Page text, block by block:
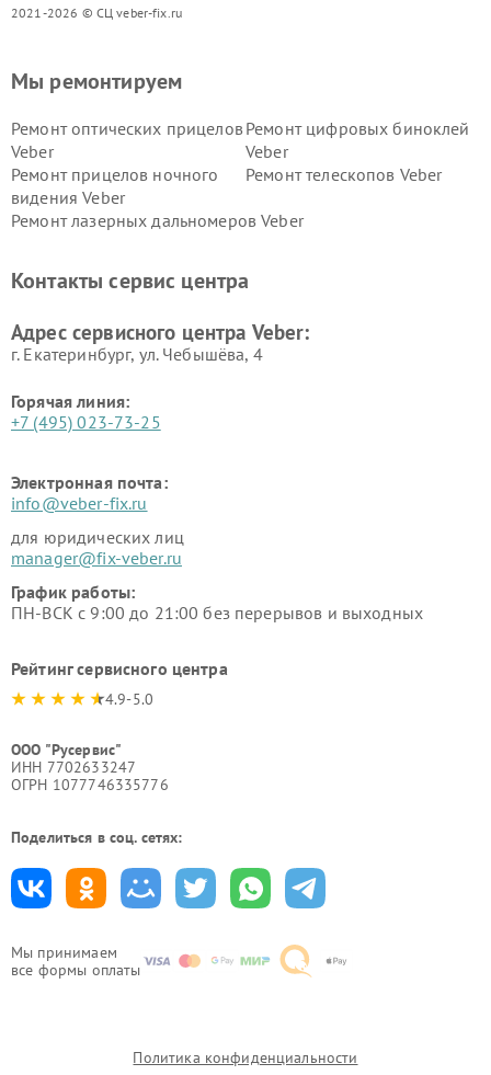
2021-2026 © СЦ veber-fix.ru
Мы принимаем
все формы оплаты
Мы ремонтируем
Ремонт оптических прицелов
Veber
Ремонт цифровых биноклей
Veber
Ремонт прицелов ночного
видения Veber
Ремонт телескопов Veber
Ремонт лазерных дальномеров Veber
Контакты сервис центра
Адрес сервисного центра Veber:
г. Екатеринбург, ул. Чебышёва, 4
Горячая линия:
+7 (495) 023-73-25
Электронная почта:
info@veber-fix.ru
для юридических лиц
manager@fix-veber.ru
График работы:
ПН-ВСК с 9:00 до 21:00 без перерывов и выходных
Рейтинг сервисного центра
4.9-5.0
ООО "Русервис"
ИНН 7702633247
ОГРН 1077746335776
Поделиться в соц. сетях:
Политика конфиденциальности